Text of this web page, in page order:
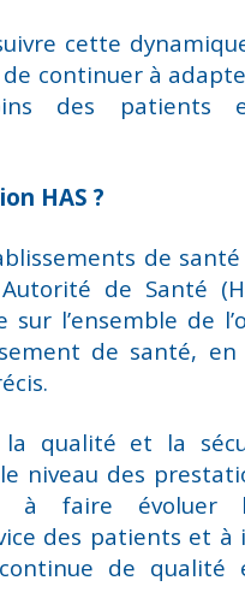
cette
continuer à
des patients
HAS ?
de
de Santé
l’ensemble de
de santé,
la qualité et la
niveau des
à faire évoluer
des patients et à
de